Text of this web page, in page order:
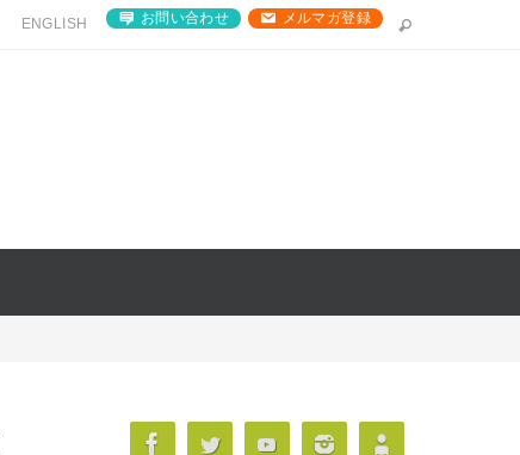
ENGLISH お問い合わせ メルマガ登録